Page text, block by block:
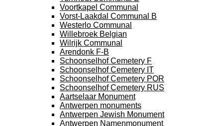
Voortkapel Communal
Vorst-Laakdal Communal B
Westerlo Communal
Willebroek Belgian
Wilrijk Communal
Arendonk F-B
Schoonselhof Cemetery F
Schoonselhof Cemetery IT
Schoonselhof Cemetery POR
Schoonselhof Cemetery RUS
Aartselaar Monument
Antwerpen monuments
Antwerpen Jewish Monument
Antwerpen Namenmonument